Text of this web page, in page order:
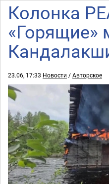
Колонка
«Горящие»
23.06, 17:33 Новости /Авторское